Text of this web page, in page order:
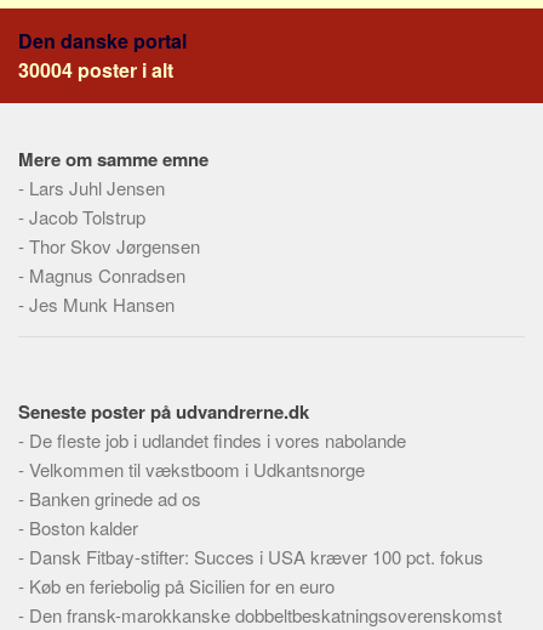
Statistik
Praktisk
Meta
Dokumenttyper
Skribenter
Kilder
Om
Webstedet
Forhistorien
Redigering
Tekstannoncer
Den danske portal
30004 poster i alt
Mere om samme emne
- Lars Juhl Jensen
-Jacob Tolstrup
-Thor Skov Jørgensen
- Magnus Conradsen
-Jes Munk Hansen
Seneste poster på udvandrerne.dk
- De fleste job i udlandet findes i vores nabolande
-Velkommen til vækstboom i Udkantsnorge
- Banken grinede ad os
- Boston kalder
- Dansk Fitbay-stifter: Succes i USA kræver 100 pct. fokus
- Køb en feriebolig på Sicilien for en euro
- Den fransk-marokkanske dobbeltbeskatningsoverenskomst